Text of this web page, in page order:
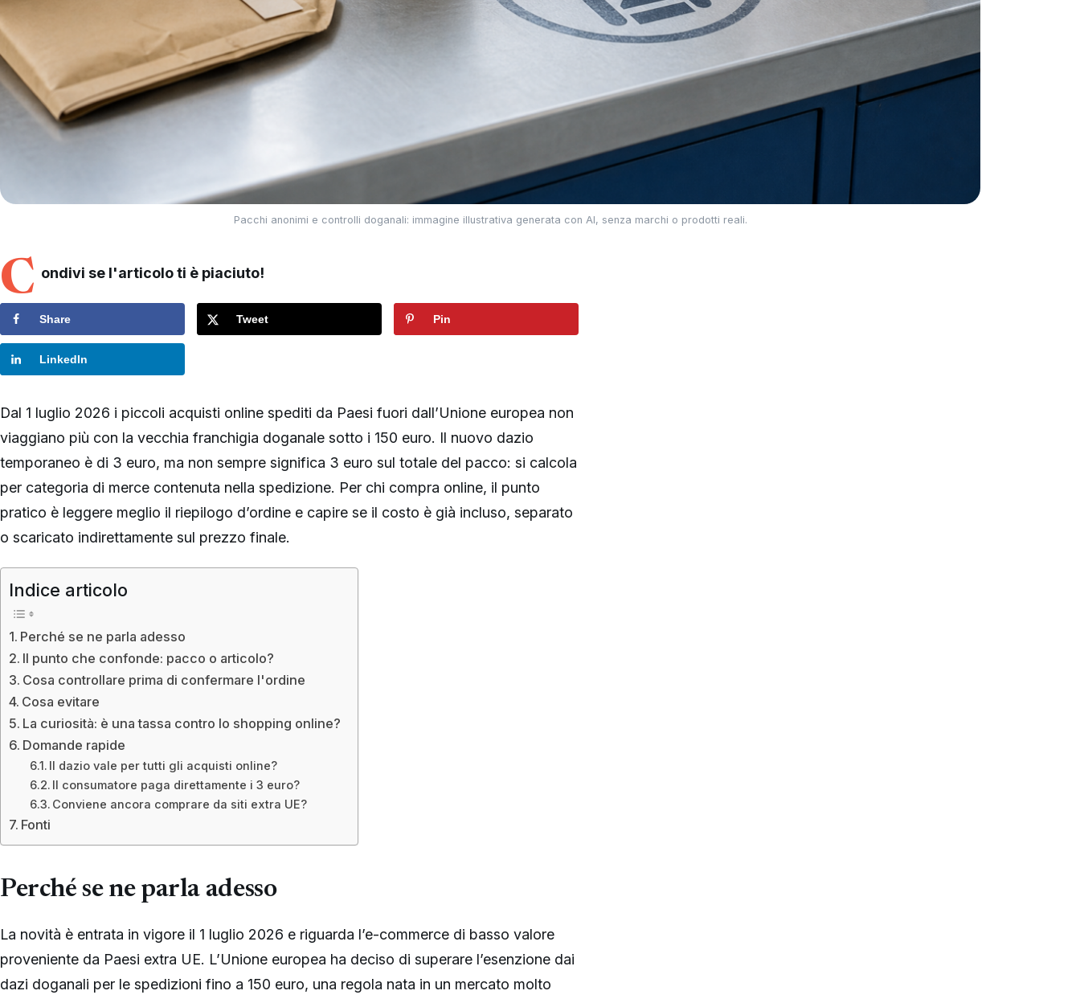
Pacchi anonimi e controlli doganali: immagine illustrativa generata con AI, senza marchi o prodotti reali.
C ondivi se l'articolo ti è piaciuto!
Share Tweet Pin
LinkedIn
Dal 1 luglio 2026 i piccoli acquisti online spediti da Paesi fuori dall’Unione europea non
viaggiano più con la vecchia franchigia doganale sotto i 150 euro. Il nuovo dazio
temporaneo è di 3 euro, ma non sempre significa 3 euro sul totale del pacco: si calcola
per categoria di merce contenuta nella spedizione. Per chi compra online, il punto
pratico è leggere meglio il riepilogo d’ordine e capire se il costo è già incluso, separato
o scaricato indirettamente sul prezzo finale.
Indice articolo
Perché se ne parla adesso
Il punto che confonde: pacco o articolo?
Cosa controllare prima di confermare l'ordine
Cosa evitare
La curiosità: è una tassa contro lo shopping online?
Domande rapide
Il dazio vale per tutti gli acquisti online?
Il consumatore paga direttamente i 3 euro?
Conviene ancora comprare da siti extra UE?
Fonti
Perché se ne parla adesso
La novità è entrata in vigore il 1 luglio 2026 e riguarda l’e-commerce di basso valore
proveniente da Paesi extra UE. L’Unione europea ha deciso di superare l’esenzione dai
dazi doganali per le spedizioni fino a 150 euro, una regola nata in un mercato molto